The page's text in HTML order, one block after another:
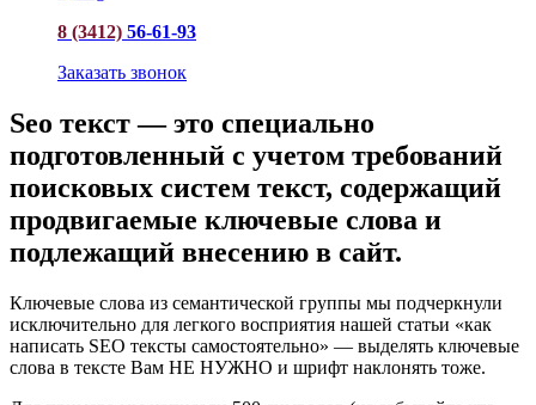
8 (3412) 56-61-93
Заказать звонок
Seo текст — это специально
подготовленный с учетом требований
поисковых систем текст, содержащий
продвигаемые ключевые слова и
подлежащий внесению в сайт.
Ключевые слова из семантической группы мы подчеркнули
исключительно для легкого восприятия нашей статьи «как
написать SEO тексты самостоятельно» — выделять ключевые
слова в тексте Вам НЕ НУЖНО и шрифт наклонять тоже.